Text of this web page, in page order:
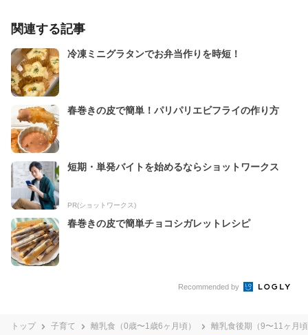
関連する記事
冷凍ミニグラタンでお弁当作りを時短！
春巻きの皮で簡単！パリパリエビフライの作り方
短期・単発バイトを始めるならショットワークス
PR(ショットワークス)
春巻きの皮で簡単チョコシガレットレシピ
Recommended by
トップ 子育て 離乳食（0歳〜1歳6ヶ月頃） 離乳食後期（9〜11ヶ月